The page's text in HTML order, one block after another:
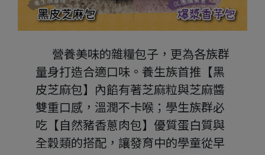
量身打造合適口味。養生族首推【黑
皮芝麻包】內餡有著芝麻粒與芝麻醬
雙重口感，溫潤不卡喉；學生族群必
吃【自然豬香蔥肉包】優質蛋白質與
全穀類的搭配，讓發育中的學童從早